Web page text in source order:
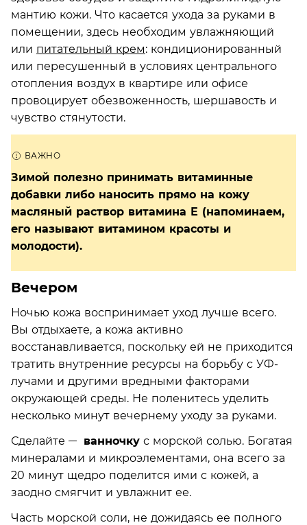
мантию кожи. Что касается ухода за руками в
помещении, здесь необходим увлажняющий
или питательный крем: кондиционированный
или пересушенный в условиях центрального
отопления воздух в квартире или офисе
провоцирует обезвоженность, шершавость и
чувство стянутости.
Зимой полезно принимать витаминные
добавки либо наносить прямо на кожу
масляный раствор витамина Е (напоминаем,
его называют витамином красоты и
молодости).
Вечером
Ночью кожа воспринимает уход лучше всего.
Вы отдыхаете, а кожа активно
восстанавливается, поскольку ей не приходится
тратить внутренние ресурсы на борьбу с УФ-
лучами и другими вредными факторами
окружающей среды. Не поленитесь уделить
несколько минут вечернему уходу за руками.
Сделайте
ванночку с морской солью. Богатая
минералами и микроэлементами, она всего за
20 минут щедро поделится ими с кожей, а
заодно смягчит и увлажнит ее.
Часть морской соли, не дожидаясь ее полного